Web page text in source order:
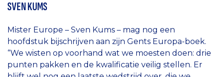
SVEN KUMS
Mister Europe – Sven Kums – mag nog een
hoofdstuk bijschrijven aan zijn Gents Europa-boek.
“We wisten op voorhand wat we moesten doen: drie
punten pakken en de kwalificatie veilig stellen. Er